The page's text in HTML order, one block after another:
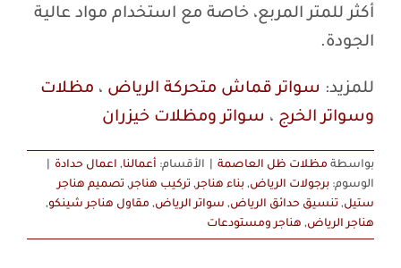
أكثر للمتر المربع، خاصة مع استخدام مواد عالية
الجودة.
للمزيد: سواتر قماش متحركة الرياض ، مظلات
وسواتر الخرج ، سواتر ومظلات خيزران
بواسطة مظلات ظل العاصمة الأقسام: أعمالنا, اعمال حدادة
الوسوم: برجولات الرياض, بناء هناجر, تركيب هناجر, تصميم هناجر
ستيل, تنسيق حدائق الرياض, سواتر الرياض, مقاول هناجر شينكو,
هناجر الرياض, هناجر ومستودعات